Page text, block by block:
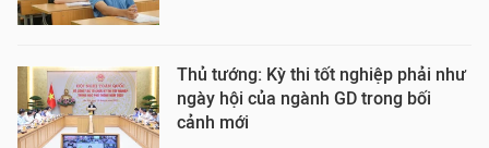
Thủ tướng: Kỳ thi tốt nghiệp phải như
ngày hội của ngành GD trong bối
cảnh mới